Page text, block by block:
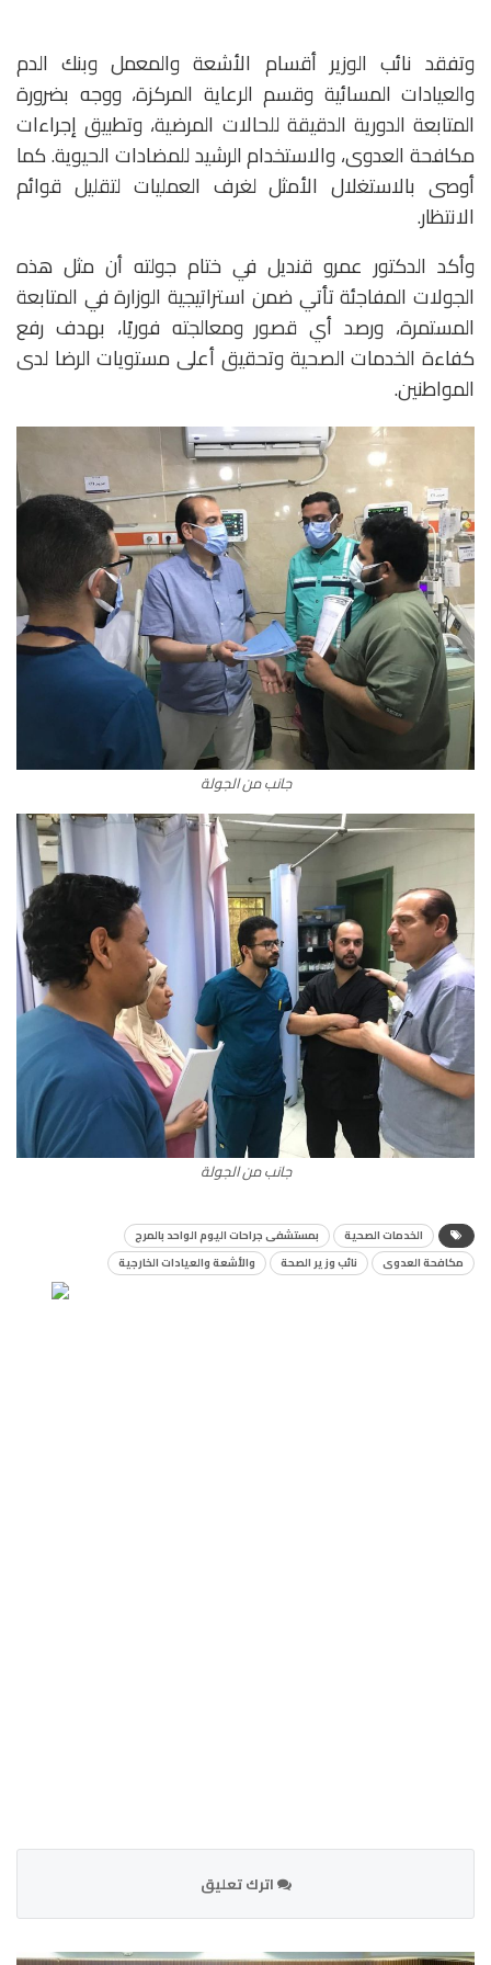
وتفقد نائب الوزير أقسام الأشعة والمعمل وبنك الدم
والعيادات المسائية وقسم الرعاية المركزة، ووجه بضرورة
المتابعة الدورية الدقيقة للحالات المرضية، وتطبيق إجراءات
مكافحة العدوى، والاستخدام الرشيد للمضادات الحيوية. كما
أوصى بالاستغلال الأمثل لغرف العمليات لتقليل قوائم
الانتظار.
وأكد الدكتور عمرو قنديل في ختام جولته أن مثل هذه
الجولات المفاجئة تأتي ضمن استراتيجية الوزارة في المتابعة
المستمرة، ورصد أي قصور ومعالجته فوريًا، بهدف رفع
كفاءة الخدمات الصحية وتحقيق أعلى مستويات الرضا لدى
المواطنين.
جانب من الجولة
جانب من الجولة
الخدمات الصحية
بمستشفى جراحات اليوم الواحد بالمرج
مكافحة العدوى
نائب وزير الصحة والأشعة والعيادات الخارجية
اترك تعليق